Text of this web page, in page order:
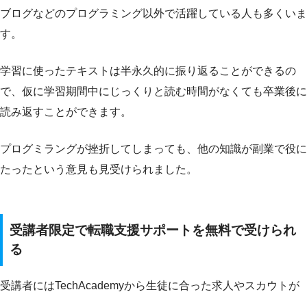
ブログなどのプログラミング以外で活躍している人も多くいま
す。
学習に使ったテキストは半永久的に振り返ることができるの
で、仮に学習期間中にじっくりと読む時間がなくても卒業後に
読み返すことができます。
プログミラングが挫折してしまっても、他の知識が副業で役に
たったという意見も見受けられました。
受講者限定で転職支援サポートを無料で受けられ
る
受講者にはTechAcademyから生徒に合った求人やスカウトが